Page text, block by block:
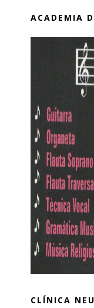
ACADEMIA
CLÍNICA